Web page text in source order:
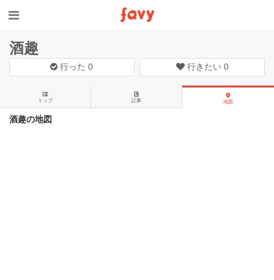
酒趣
行った0 行きたい 0
トップ 記事 地図
酒趣の地図